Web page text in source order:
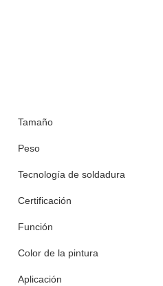
Tamaño
Peso
Tecnología de soldadura
Certificación
Función
Color de la pintura
Aplicación